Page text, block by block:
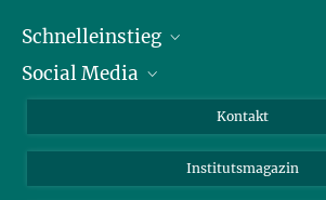
Schnelleinstieg
Alumni
Social Media
Facebook
Kontakt
Institutsmagazin